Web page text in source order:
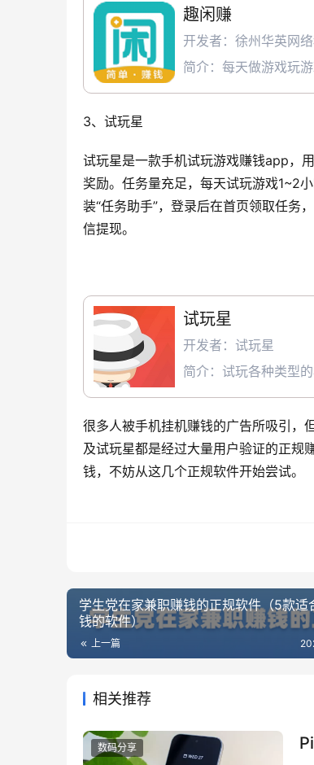
趣闲赚
开发者：徐州华英网
简介：每天做游戏玩
3、试玩星
试玩星是一款手机试玩游戏赚钱app，
奖励。任务量充足，每天试玩游戏1~2
装“任务助手”，登录后在首页领取任务
信提现。
试玩星
开发者：试玩星
简介：试玩各种类型
很多人被手机挂机赚钱的广告所吸引，
及试玩星都是经过大量用户验证的正规
钱，不妨从这几个正规软件开始尝试。
学生党在家兼职赚钱的正规软件（5款适
钱的软件）
上一篇
相关推荐
数码分享